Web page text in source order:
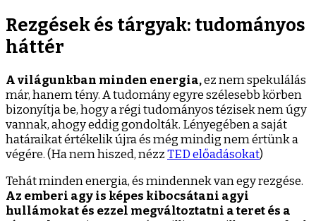
Rezgések és tárgyak: tudományos
háttér
A világunkban minden energia,ez nem spekulálás
már, hanem tény. A tudomány egyre szélesebb körben
bizonyítja be, hogy a régi tudományos tézisek nem úgy
vannak, ahogy eddig gondolták. Lényegében a saját
határaikat értékelik újra és még mindig nem értünk a
végére. (Ha nem hiszed, nézzTED előadásokat)
Tehát minden energia, és mindennek van egy rezgése.
Az emberi agy is képes kibocsátani agyi
hullámokat és ezzel megváltoztatni a teret és a